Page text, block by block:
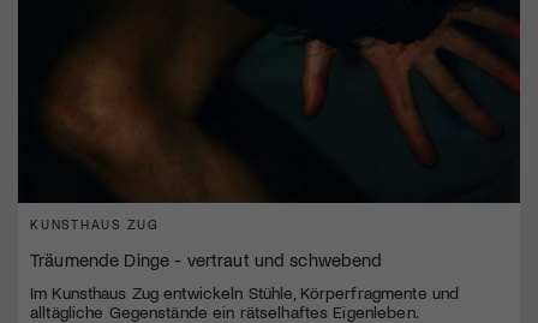
KUNSTHAUS ZUG
Träumende Dinge - vertraut und schwebend
Im Kunsthaus Zug entwickeln Stühle, Körperfragmente und
alltägliche Gegenstände ein rätselhaftes Eigenleben.